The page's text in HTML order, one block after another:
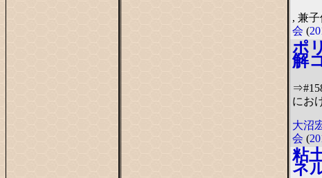
, 兼
会 (
ポ
解
にお
大沼
会 (
粘
ネ